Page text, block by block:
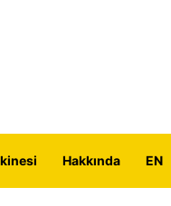
Hakkında EN